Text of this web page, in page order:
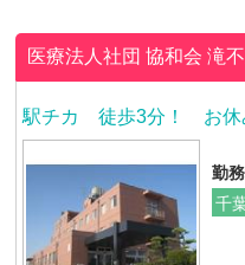
医療法人社団 協和会滝
駅チカ 徒歩3分！ お休
勤
千